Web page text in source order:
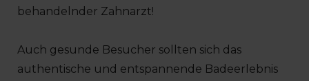
behandelnder Zahnarzt!
Auch gesunde Besucher sollten sich das
authentische und entspannende Badeerlebnis